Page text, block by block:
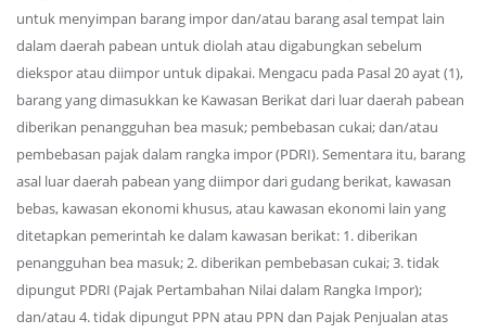
untuk menyimpan barang impor dan/atau barang asal tempat lain
dalam daerah pabean untuk diolah atau digabungkan sebelum
diekspor atau diimpor untuk dipakai. Mengacu pada Pasal 20 ayat (1),
barang yang dimasukkan ke Kawasan Berikat dari luar daerah pabean
diberikan penangguhan bea masuk; pembebasan cukai; dan/atau
pembebasan pajak dalam rangka impor (PDRI). Sementara itu, barang
asal luar daerah pabean yang diimpor dari gudang berikat, kawasan
bebas, kawasan ekonomi khusus, atau kawasan ekonomi lain yang
ditetapkan pemerintah ke dalam kawasan berikat: 1. diberikan
penangguhan bea masuk; 2. diberikan pembebasan cukai; 3. tidak
dipungut PDRI (Pajak Pertambahan Nilai dalam Rangka Impor);
dan/atau 4. tidak dipungut PPN atau PPN dan Pajak Penjualan atas